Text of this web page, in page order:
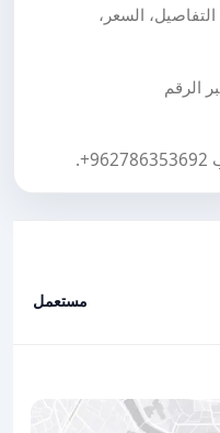
السعر،
الرقم
+962786353692
.
مستعمل